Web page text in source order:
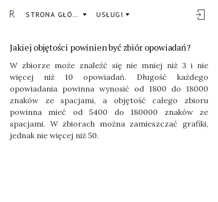
STRONA GŁÓWNA USŁUGI
Jakiej objętości powinien być zbiór opowiadań?
W zbiorze może znaleźć się nie mniej niż 3 i nie
więcej niż 10 opowiadań. Długość każdego
opowiadania powinna wynosić od 1800 do 18000
znaków ze spacjami, a objętość całego zbioru
powinna mieć od 5400 do 180000 znaków ze
spacjami. W zbiorach można zamieszczać grafiki,
jednak nie więcej niż 50.